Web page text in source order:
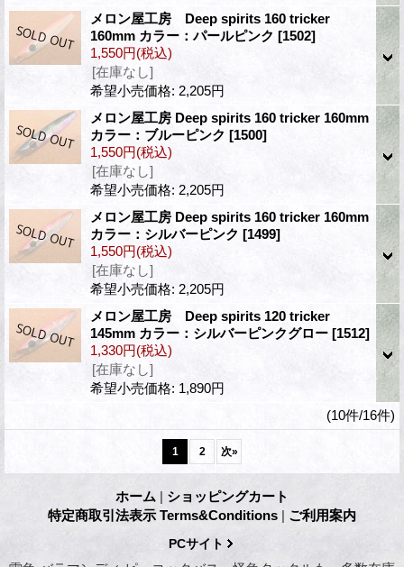
メロン屋工房 Deep spirits 160 tricker
160mm カラー：パールピンク [1502]
1,550円(税込)
[在庫なし]
希望小売価格: 2,205円
メロン屋工房 Deep spirits 160 tricker 160mm
カラー：ブルーピンク [1500]
1,550円(税込)
[在庫なし]
希望小売価格: 2,205円
メロン屋工房 Deep spirits 160 tricker 160mm
カラー：シルバーピンク [1499]
1,550円(税込)
[在庫なし]
希望小売価格: 2,205円
メロン屋工房 Deep spirits 120 tricker
145mm カラー：シルバーピンクグロー [1512]
1,330円(税込)
[在庫なし]
希望小売価格: 1,890円
(10件/16件)
1 2 次»
ホーム | ショッピングカート
特定商取引法表示 Terms&Conditions | ご利用案内
PCサイト